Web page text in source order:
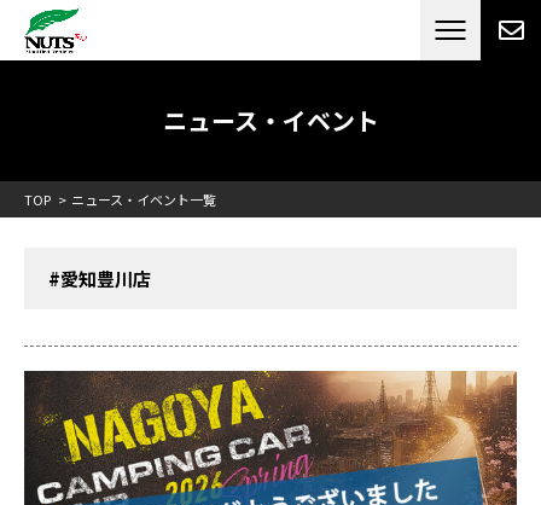
日本最大級のキャンピングカーメーカー
RV[テレビCM放送]
ニュース・イベント
TOP ニュース・イベント一覧
#愛知豊川店